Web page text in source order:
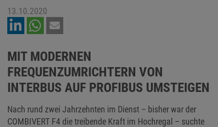
13.10.2020
MIT MODERNEN
FREQUENZUMRICHTERN VON
INTERBUS AUF PROFIBUS UMSTEIGEN
Nach rund zwei Jahrzehnten im Dienst – bisher war der
COMBIVERT F4 die treibende Kraft im Hochregal – suchte